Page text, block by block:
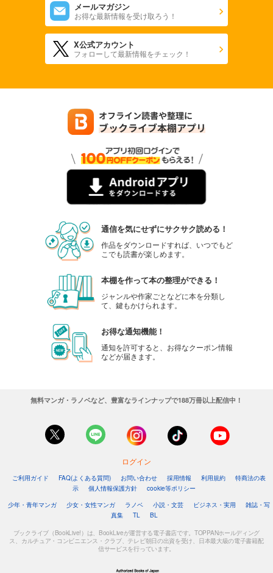
メールマガジン
お得な最新情報を受け取ろう！
X公式アカウント
フォローして最新情報をチェック！
通信を気にせずにサクサク読める！
作品をダウンロードすれば、いつでもど
こでも読書が楽しめます。
本棚を作って本の整理ができる！
ジャンルや作家ごとなどに本を分類し
て、鍵もかけられます。
お得な通知機能！
通知を許可すると、お得なクーポン情報
などが届きます。
無料マンガ・ラノベなど、豊富なラインナップで188万冊以上配信中！
ログイン
ご利用ガイド FAQ(よくある質問) お問い合わせ 採用情報 利用規約
特商法の表
示
個人情報保護方針
cookie等ポリシー
少年・青年マンガ
少女・女性マンガ ラノベ 小説・文芸 ビジネス・実用
雑誌・写
真集
TL BL
ブックライブ（BookLive!）は、BookLiveが運営する電子書店です。TOPPANホールディング
ス、カルチュア・コンビニエンス・クラブ、テレビ朝日の出資を受け、日本最大級の電子書籍配
信サービスを行っています。